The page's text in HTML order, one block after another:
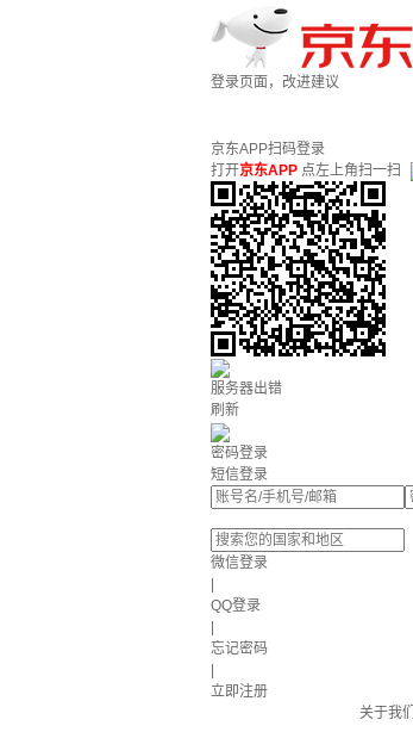
登录页面，改进建议
京东APP扫码登录
打开京东APP 点左上角扫一扫
服务器出错
刷新
密码登录
短信登录
微信登录
QQ登录
忘记密码
立即注册
关于我们